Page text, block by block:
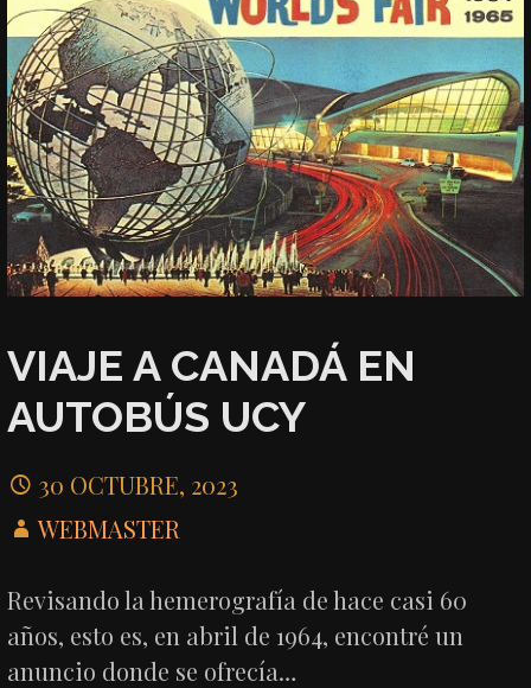
VIAJE A CANADÁ EN
AUTOBÚS UCY
30 OCTUBRE, 2023
WEBMASTER
Revisando la hemerografía de hace casi 60
años, esto es, en abril de 1964, encontré un
anuncio donde se ofrecía…